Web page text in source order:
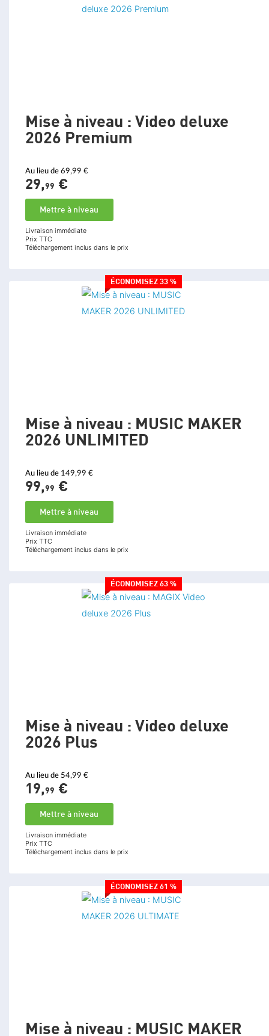
ÉCONOMISEZ 61 %
Mise à niveau : MUSIC MAKER
ÉCONOMISEZ 63 %
Mise à niveau : Video deluxe
2026 Plus
Au lieu de 54,99 €
19,99 €
Mettre à niveau
Livraison immédiate
Prix TTC
Téléchargement inclus dans le prix
ÉCONOMISEZ 33 %
Mise à niveau : MUSIC MAKER
2026 UNLIMITED
Au lieu de 149,99 €
99,99 €
Mettre à niveau
Livraison immédiate
Prix TTC
Téléchargement inclus dans le prix
Mise à niveau : Video deluxe
2026 Premium
Au lieu de 69,99 €
29,99 €
Mettre à niveau
Livraison immédiate
Prix TTC
Téléchargement inclus dans le prix